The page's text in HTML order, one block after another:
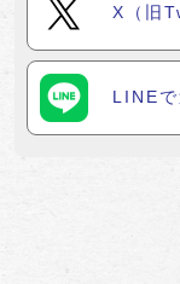
X（旧
LINEで